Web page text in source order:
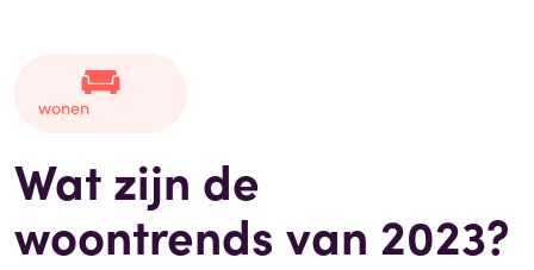
wonen
Wat zijn de
woontrends van 2023?